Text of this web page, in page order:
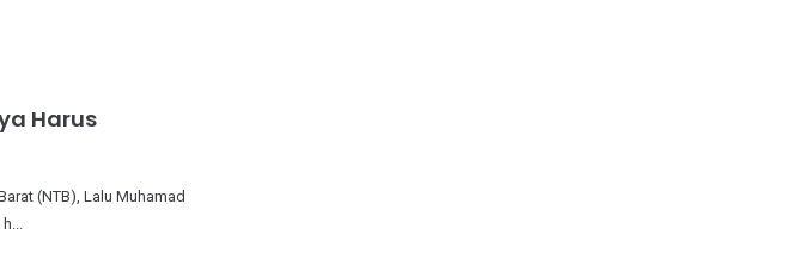
Harus
(NTB), Lalu Muhamad